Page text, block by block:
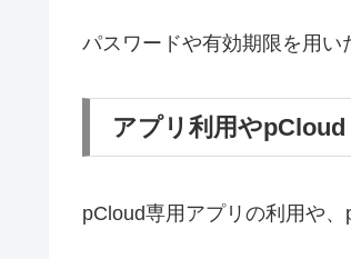
パスワードや有効期限を用い
アプリ利用や
pCloud専用アプリの利用や